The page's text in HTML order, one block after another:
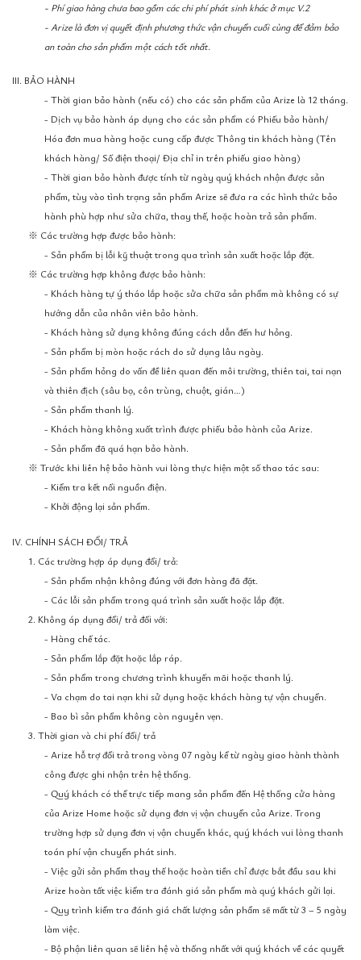
- Phí giao hàng chưa bao gồm các chi phí phát sinh khác ở mục V.2
- Arize là đơn vị quyết định phương thức vận chuyển cuối cùng để đảm bảo
an toàn cho sản phẩm một cách tốt nhất.
III. BẢO HÀNH
- Thời gian bảo hành (nếu có) cho các sản phẩm của Arize là 12 tháng.
- Dịch vụ bảo hành áp dụng cho các sản phẩm có Phiếu bảo hành/
Hóa đơn mua hàng hoặc cung cấp được Thông tin khách hàng (Tên
khách hàng/ Số điện thoại/ Địa chỉ in trên phiếu giao hàng)
- Thời gian bảo hành được tính từ ngày quý khách nhận được sản
phẩm, tùy vào tình trạng sản phẩm Arize sẽ đưa ra các hình thức bảo
hành phù hợp như sửa chữa, thay thế, hoặc hoàn trả sản phẩm.
※ Các trường hợp được bảo hành:
- Sản phẩm bị lỗi kỹ thuật trong qua trình sản xuất hoặc lắp đặt.
※ Các trường hợp không được bảo hành:
- Khách hàng tự ý tháo lắp hoặc sửa chữa sản phẩm mà không có sự
hướng dẫn của nhân viên bảo hành.
- Khách hàng sử dụng không đúng cách dẫn đến hư hỏng.
- Sản phẩm bị mòn hoặc rách do sử dụng lâu ngày.
- Sản phẩm hỏng do vấn đề liên quan đến môi trường, thiên tai, tai nạn
và thiên địch (sâu bọ, côn trùng, chuột, gián…)
- Sản phẩm thanh lý.
- Khách hàng không xuất trình được phiếu bảo hành của Arize.
- Sản phẩm đã quá hạn bảo hành.
※ Trước khi liên hệ bảo hành vui lòng thực hiện một số thao tác sau:
- Kiểm tra kết nối nguồn điện.
- Khởi động lại sản phẩm.
IV. CHÍNH SÁCH ĐỔI/ TRẢ
1. Các trường hợp áp dụng đổi/ trả:
- Sản phẩm nhận không đúng với đơn hàng đã đặt.
- Các lỗi sản phẩm trong quá trình sản xuất hoặc lắp đặt.
2. Không áp dụng đổi/ trả đối với:
- Hàng chế tác.
- Sản phẩm lắp đặt hoặc lắp ráp.
- Sản phẩm trong chương trình khuyến mãi hoặc thanh lý.
- Va chạm do tai nạn khi sử dụng hoặc khách hàng tự vận chuyển.
- Bao bì sản phẩm không còn nguyên vẹn.
3. Thời gian và chi phí đổi/ trả
- Arize hỗ trợ đổi trả trong vòng 07 ngày kể từ ngày giao hành thành
công được ghi nhận trên hệ thống.
- Quý khách có thể trực tiếp mang sản phẩm đến Hệ thống cửa hàng
của Arize Home hoặc sử dụng đơn vị vận chuyển của Arize. Trong
trường hợp sử dụng đơn vị vận chuyển khác, quý khách vui lòng thanh
toán phí vận chuyển phát sinh.
- Việc gửi sản phẩm thay thế hoặc hoàn tiền chỉ được bắt đầu sau khi
Arize hoàn tất việc kiểm tra đánh giá sản phẩm mà quý khách gửi lại.
- Quy trình kiểm tra đánh giá chất lượng sản phẩm sẽ mất từ 3 – 5 ngày
làm việc.
- Bộ phận liên quan sẽ liên hệ và thống nhất với quý khách về các quyết